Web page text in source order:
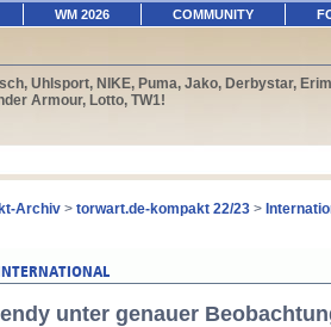
WM 2026 COMMUNITY
Uhlsport, NIKE, Puma, Jako, Derbystar,
Armour, Lotto, TW1!
Archiv > torwart.de-kompakt 22/23 >
unter genauer